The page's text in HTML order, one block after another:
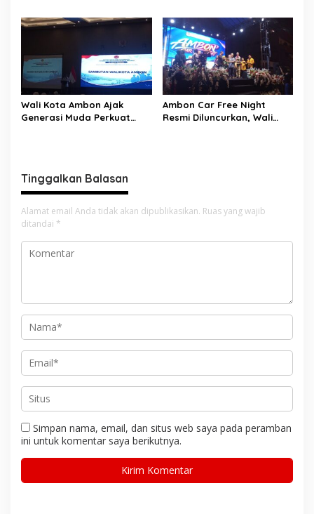
Edukasi Parenting Perkuat
Perkuat UMKM dan
Pengusaha Perempuan
Wali Kota Ambon Ajak
Generasi Muda Perkuat
Ambon Car Free Night
Resmi Diluncurkan, Wali
Tinggalkan Balasan
Alamat email Anda tidak akan dipublikasikan. Ruas yang wajib
ditandai *
Simpan nama, email, dan situs web saya pada peramban
ini untuk komentar saya berikutnya.